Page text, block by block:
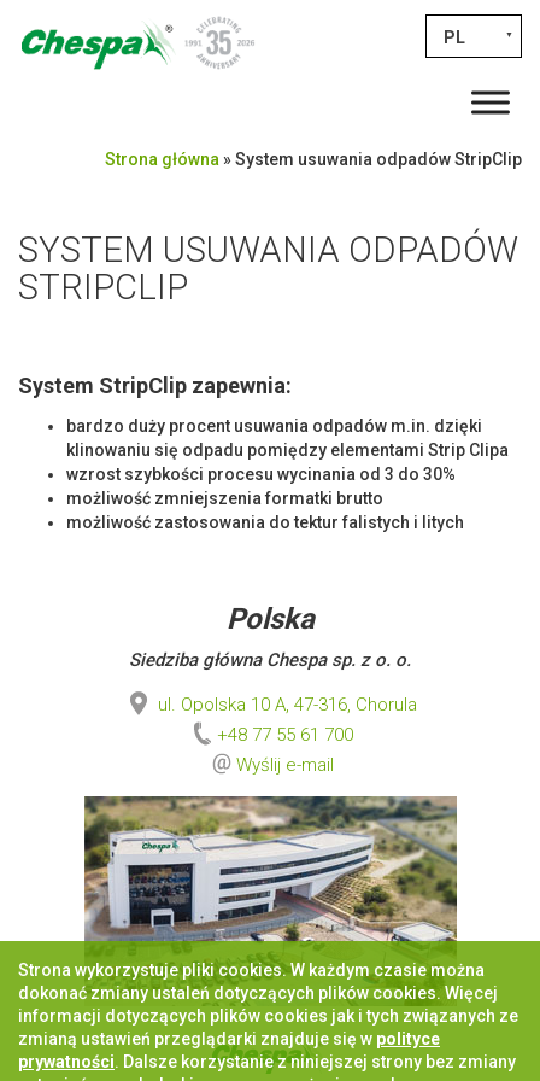
PL ▼
Strona główna »System usuwania odpadów StripClip
SYSTEM USUWANIA ODPADÓW
STRIPCLIP
System StripClip zapewnia:
bardzo duży procent usuwania odpadów m.in. dzięki
klinowaniu się odpadu pomiędzy elementami Strip Clipa
wzrost szybkości procesu wycinania od 3 do 30%
możliwość zmniejszenia formatki brutto
możliwość zastosowania do tektur falistych i litych
Polska
Siedziba główna Chespa sp. z o. o.
ul. Opolska 10 A, 47-316, Chorula
+48 77 55 61 700
Wyślij e-mail
Strona wykorzystuje pliki cookies. W każdym czasie można
dokonać zmiany ustaleń dotyczących plików cookies. Więcej
informacji dotyczących plików cookies jak i tych związanych ze
zmianą ustawień przeglądarki znajduje się w polityce
prywatności. Dalsze korzystanie z niniejszej strony bez zmiany